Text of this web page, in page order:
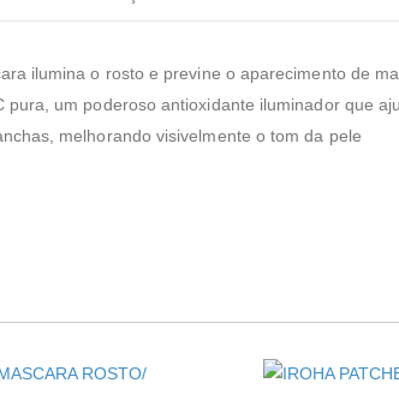
ilumina o rosto e previne o aparecimento de
pura, um poderoso antioxidante iluminador que
melhorando visivelmente o tom da pele